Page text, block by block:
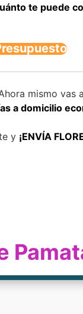
te puede
mismo vas
a domicilio
y ¡ENVÍA